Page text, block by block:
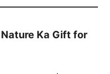
Nature Ka Gift for